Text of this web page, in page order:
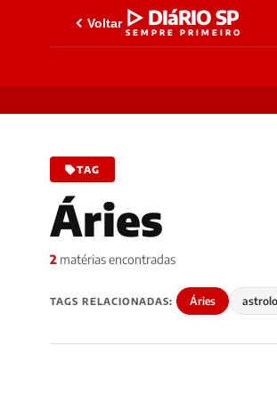
Voltar ▷ DIáRIO SP
SEMPRE PRIMEIRO
TAG
Áries
2 matérias encontradas
TAGS RELACIONADAS: Áries